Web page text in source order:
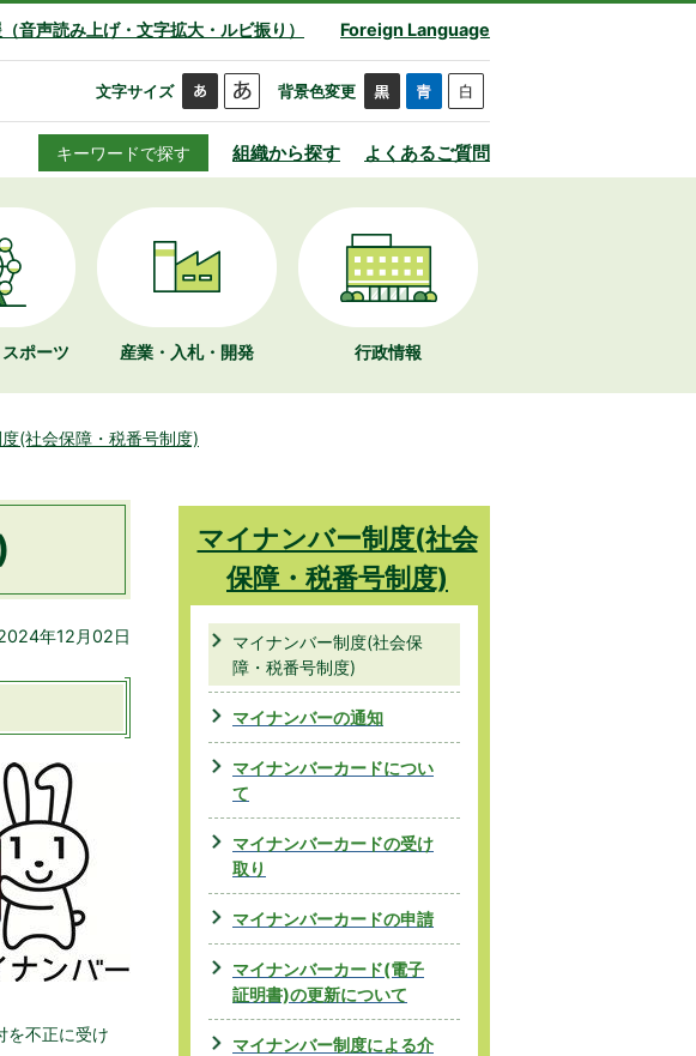
音声読み上げ・文字拡大・ルビ振り） Foreign Language
文字サイズ 背景色変更
キーワードで探す 組織から探す よくあるご質問
スポーツ 産業・入札・開発 行政情報
(社会保障・税番号制度)
年12月02日
を不正に受け
マイナンバー制度(社会
保障・税番号制度)
マイナンバー制度(社会保
障・税番号制度)
マイナンバーの通知
マイナンバーカードについ
て
マイナンバーカードの受け
取り
マイナンバーカードの申請
マイナンバーカード(電子
証明書)の更新について
マイナンバー制度による介